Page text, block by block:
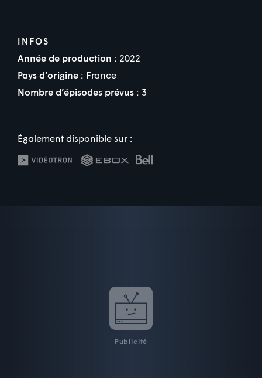
INFOS
Année de production : 2022
Pays d’origine : France
Nombre d’épisodes prévus : 3
Également disponible sur :
Publicité